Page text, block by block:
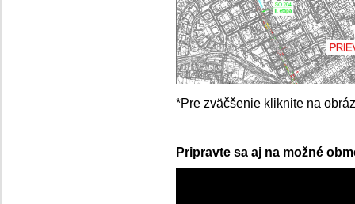
*Pre zväčšenie kliknite na
Pripravte sa aj na možné